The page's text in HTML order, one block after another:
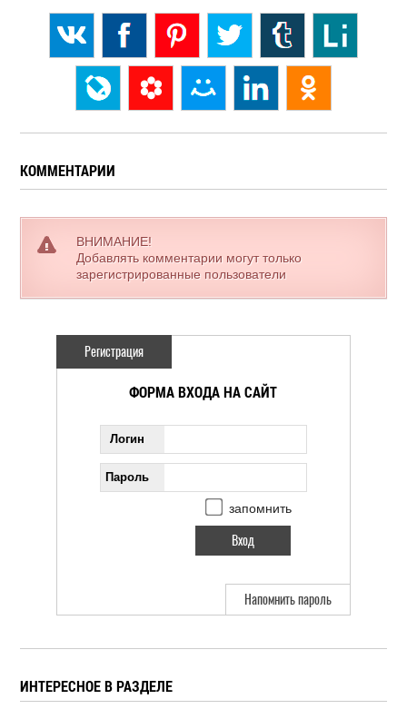
КОММЕНТАРИИ
ВНИМАНИЕ!
Добавлять комментарии могут только
зарегистрированные пользователи
Регистрация
ФОРМА ВХОДА НА САЙТ
Логин
Пароль
запомнить
Напомнить пароль
ИНТЕРЕСНОЕ В РАЗДЕЛЕ